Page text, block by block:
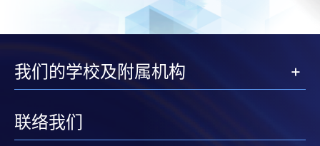
我们的学校及附属机构
联络我们